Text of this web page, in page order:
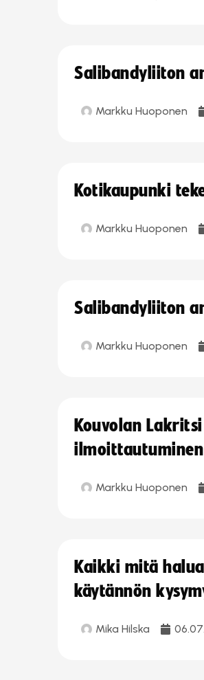
Salibandyliiton
Markku Huoponen
Kotikaupunki
Markku Huoponen
Salibandyliiton
Markku Huoponen
Kouvolan
Markku Huoponen
Kaikki mitä
käytännön
Mika Hilska